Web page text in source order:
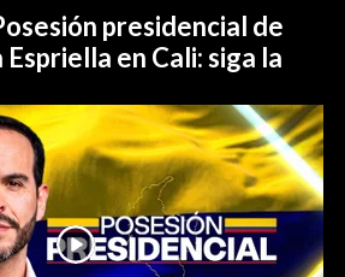
presidencial de
en Cali: siga la